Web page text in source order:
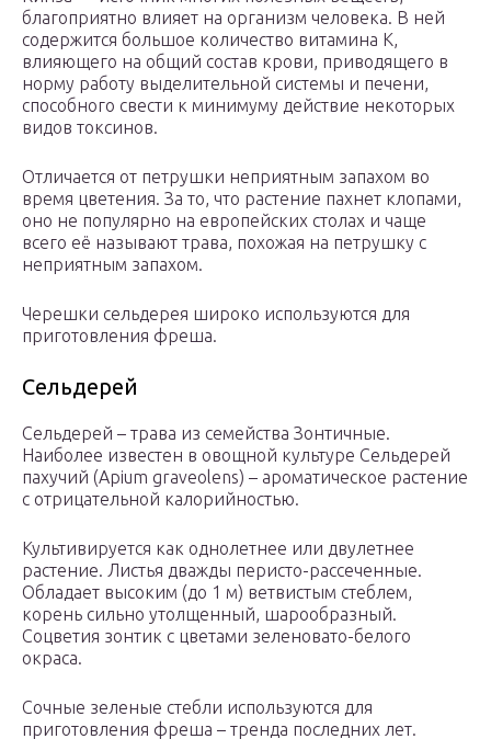
благоприятно влияет на организм человека. В ней
содержится большое количество витамина К,
влияющего на общий состав крови, приводящего в
норму работу выделительной системы и печени,
способного свести к минимуму действие некоторых
видов токсинов.
Отличается от петрушки неприятным запахом во
время цветения. За то, что растение пахнет клопами,
оно не популярно на европейских столах и чаще
всего её называют трава, похожая на петрушку с
неприятным запахом.
Черешки сельдерея широко используются для
приготовления фреша.
Сельдерей
Сельдерей – трава из семейства Зонтичные.
Наиболее известен в овощной культуре Сельдерей
пахучий (Apium graveolens) – ароматическое растение
с отрицательной калорийностью.
Культивируется как однолетнее или двулетнее
растение. Листья дважды перисто-рассеченные.
Обладает высоким (до 1 м) ветвистым стеблем,
корень сильно утолщенный, шарообразный.
Соцветия зонтик с цветами зеленовато-белого
окраса.
Сочные зеленые стебли используются для
приготовления фреша – тренда последних лет.